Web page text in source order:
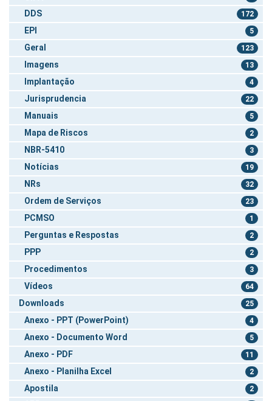
DDS 172
EPI 5
Geral 123
Imagens 13
Implantação 4
Jurisprudencia 22
Manuais 5
Mapa de Riscos 2
NBR-5410 3
Notícias 19
NRs 32
Ordem de Serviços 23
PCMSO 1
Perguntas e Respostas 2
PPP 2
Procedimentos 3
Vídeos 64
Downloads 25
Anexo - PPT (PowerPoint) 4
Anexo - Documento Word 5
Anexo - PDF 11
Anexo - Planilha Excel 2
Apostila 2